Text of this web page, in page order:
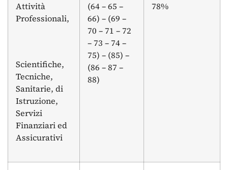
Attività
Professionali,
Scientifiche,
Tecniche,
Sanitarie, di
Istruzione,
Servizi
Finanziari ed
Assicurativi
(64 – 65 –
66) – (69 –
70 – 71 – 72
– 73 – 74 –
75) – (85) –
(86 – 87 –
88)
78%